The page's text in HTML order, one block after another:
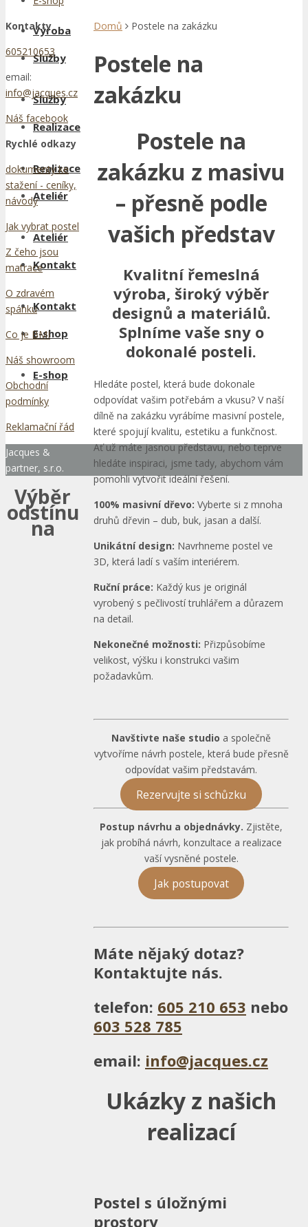
Služby
Realizace
Ateliér
Kontakt
E-shop
Výroba
Služby
Realizace
Ateliér
Kontakt
E-shop
Domů
Postele na zakázku
Postele na
zakázku
Postele na
zakázku z masivu
– přesně podle
vašich představ
Kvalitní řemeslná
výroba, široký výběr
designů a materiálů.
Splníme vaše sny o
dokonalé posteli.
Hledáte postel, která bude dokonale
odpovídat vašim potřebám a vkusu? V naší
dílně na zakázku vyrábíme masivní postele,
které spojují kvalitu, estetiku a funkčnost.
Ať už máte jasnou představu, nebo teprve
hledáte inspiraci, jsme tady, abychom vám
pomohli vytvořit ideální řešení.
100% masivní dřevo: Vyberte si z mnoha
druhů dřevin – dub, buk, jasan a další.
Unikátní design: Navrhneme postel ve
3D, která ladí s vaším interiérem.
Ruční práce: Každý kus je originál
vyrobený s pečlivostí truhlářem a důrazem
na detail.
Nekonečné možnosti: Přizpůsobíme
velikost, výšku i konstrukci vašim
požadavkům.
Navštivte naše studio a společně
vytvoříme návrh postele, která bude přesně
odpovídat vašim představám.
Rezervujte si schůzku
Postup návrhu a objednávky. Zjistěte,
jak probíhá návrh, konzultace a realizace
vaší vysněné postele.
Jak postupovat
Máte nějaký dotaz?
Kontaktujte nás.
telefon: 605 210 653 nebo
603 528 785
email: info@jacques.cz
Ukázky z našich
realizací
Postel s úložnými
prostory
Kontakty
605210653
email:
info@jacques.cz
Náš facebook
Rychlé odkazy
dokumenty ke
stažení - ceníky,
návody
Jak vybrat postel
Z čeho jsou
matrace
O zdravém
spánku
Co je BMI
Náš showroom
Obchodní
podmínky
Reklamační řád
Jacques &
partner, s.r.o.
Výběr
odstínu
na